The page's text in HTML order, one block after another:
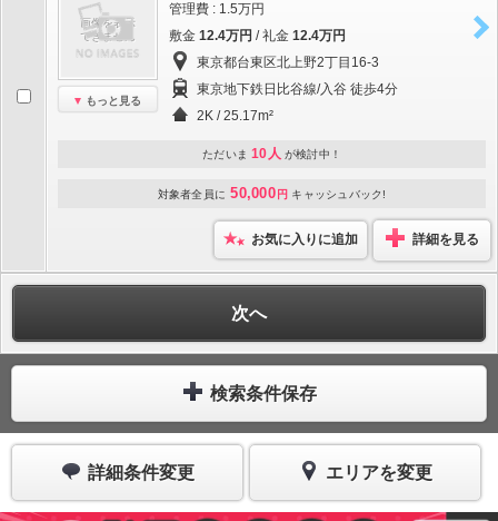
もっと見る
管理費 : 1.5万円
敷金 12.4万円 / 礼金 12.4万円
東京都台東区北上野2丁目16-3
東京地下鉄日比谷線/入谷 徒歩4分
2K / 25.17m²
ただいま 10人 が検討中！
対象者全員に 50,000 円 キャッシュバック!
お気に入りに追加 詳細を見る
次へ
検索条件保存
詳細条件変更 エリアを変更